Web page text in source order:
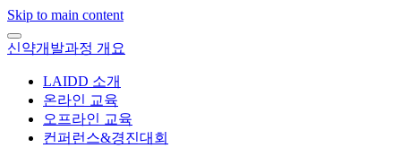
Skip to main content
신약개발과정 개요
LAIDD 소개
온라인 교육
오프라인 교육
컨퍼런스&경진대회